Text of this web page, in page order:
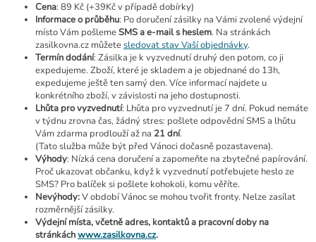
Cena: 89 Kč (+39Kč v případě dobírky)
Informace o průběhu: Po doručení zásilky na Vámi zvolené výdejní
místo Vám pošlemeSMS a e-mail s heslem. Na stránkách
zasilkovna.cz můžetesledovat stav Vaší objednávky.
Termín dodání: Zásilka je k vyzvednutí druhý den potom, co ji
expedujeme. Zboží, které je skladem a je objednané do 13h,
expedujeme ještě ten samý den. Více informací najdete u
konkrétního zboží, v závislosti na jeho dostupnosti.
Lhůta pro vyzvednutí: Lhůta pro vyzvednutí je 7 dní. Pokud nemáte
v týdnu zrovna čas, žádný stres: pošlete odpovědní SMS a lhůtu
Vám zdarma prodlouží až na 21 dní.
(Tato služba může být před Vánoci dočasně pozastavena).
Výhody: Nízká cena doručení a zapomeňte na zbytečné papírování.
Proč ukazovat občanku, když k vyzvednutí potřebujete heslo ze
SMS? Pro balíček si pošlete kohokoli, komu věříte.
Nevýhody:V období Vánoc se mohou tvořit fronty. Nelze zasílat
rozměrnější zásilky.
Výdejní místa, včetně adres, kontaktů a pracovní doby na
stránkáchwww.zasilkovna.cz.